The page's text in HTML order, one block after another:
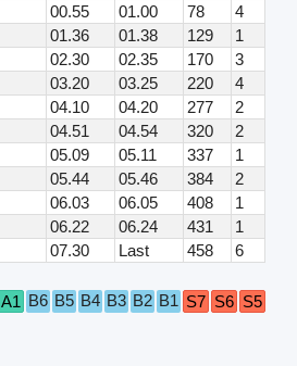
00.55 01.00 78
4
01.36 01.38 129
1
02.30 02.35 170
3
03.20 03.25 220
4
04.10 04.20 277
2
04.51 04.54 320
2
05.09 05.11 337
1
05.44 05.46 384
2
06.03 06.05 408
1
06.22 06.24 431
1
07.30 Last 458
6
A1 B6 B5 B4 B3 B2 B1 S7 S6 S5